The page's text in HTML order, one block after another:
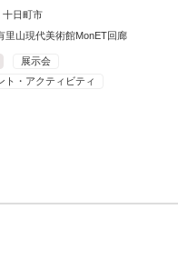
十日町市
里山現代美術館MonET回廊
展示会
ト・アクティビティ